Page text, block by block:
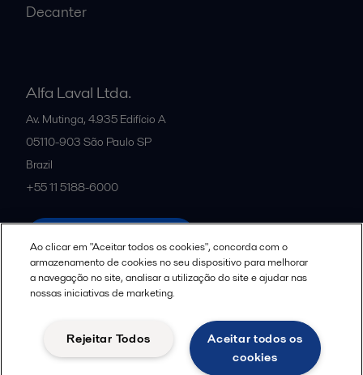
Decanter
Alfa Laval Ltda.
Av. Mutinga, 4.935 Edifício A
05110-903 São Paulo SP
Brazil
+55 11 5188-6000
Diretrizes da Comunidade
Aviso de Privacidade de Dados para Candidatos a Vagas
Ao clicar em "Aceitar todos os cookies", concorda com o
armazenamento de cookies no seu dispositivo para melhorar
a navegação no site, analisar a utilização do site e ajudar nas
nossas iniciativas de marketing.
Aceitar todos os
cookies
Rejeitar Todos